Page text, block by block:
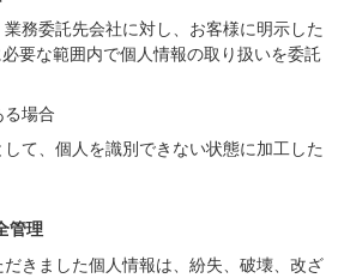
務委託先会社に対し、お客様に明示した
要な範囲内で個人情報の取り扱いを委託
場合
て、個人を識別できない状態に加工した
管理
きました個人情報は、紛失、破壊、改ざ